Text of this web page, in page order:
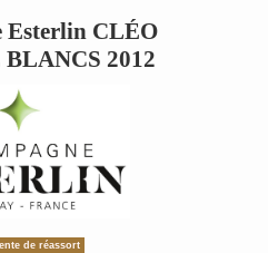
Esterlin CLÉO
2012
de réassort